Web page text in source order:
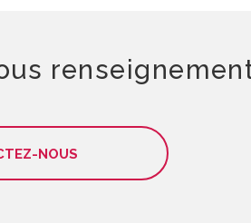
NOUS